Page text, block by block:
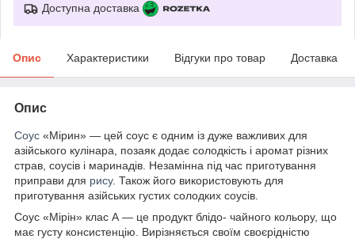
Доступна доставка
Опис Характеристики Відгуки про товар Доставка
Опис
Соус «Мірин» — цей соус є одним із дуже важливих для
азійського кулінара, позаяк додає солодкість і аромат різних
страв, соусів і маринадів. Незамінна під час приготування
приправи для рису. Також його використовують для
приготування азійських густих солодких соусів.
Соус «Мірін» клас А — це продукт блідо- чайного кольору, що
має густу консистенцію. Вирізняється своїм своєрідністю